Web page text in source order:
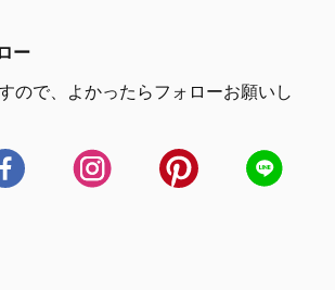
ー
ので、
よかったらフォローお願いし